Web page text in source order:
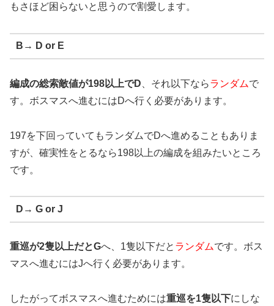
もさほど困らないと思うので割愛します。
B→ D or E
編成の総索敵値が198以上でD 、それ以下ならランダムで
す。ボスマスへ進むにはDへ行く必要があります。
197を下回っていてもランダムでDへ進めることもありま
すが、確実性をとるなら198以上の編成を組みたいところ
です。
D→ G or J
重巡が2隻以上だとGへ、1隻以下だと ランダムです。ボス
マスへ進むにはJへ行く必要があります。
したがってボスマスへ進むためには重巡を1隻以下にしな